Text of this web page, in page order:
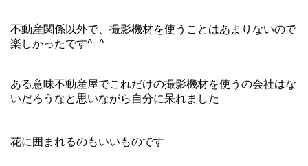
不動産関係以外で、撮影機材を使うことはあまりないので
楽しかったです^_^
ある意味不動産屋でこれだけの撮影機材を使うの会社はな
いだろうなと思いながら自分に呆れました
花に囲まれるのもいいものです